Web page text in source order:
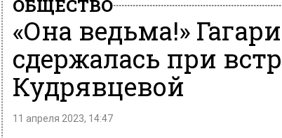
ОБЩЕСТВО
«Она ведьма!»
сдержалась при
Кудрявцевой
11 апреля 2023, 14:47